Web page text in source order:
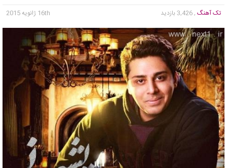
تک آهنگ , 3,426 بازدید 16th ژانویه 2015